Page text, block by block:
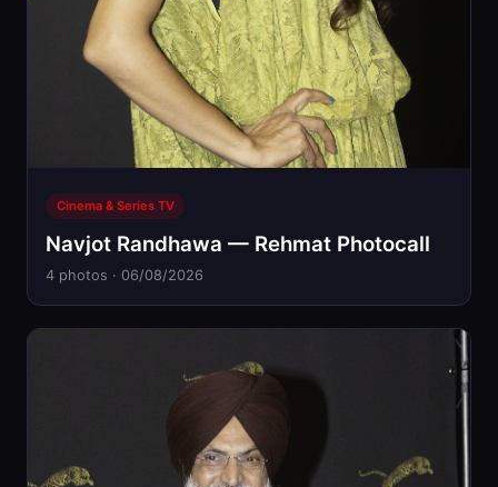
Cinema & Series TV
Navjot Randhawa — Rehmat Photocall
4 photos · 06/08/2026